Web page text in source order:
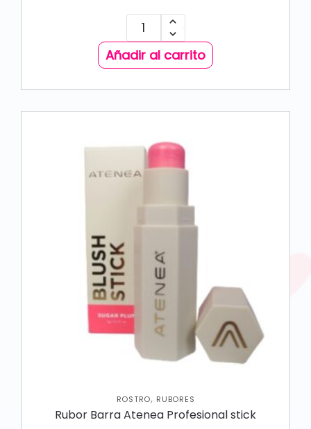
Añadir al carrito
ROSTRO, RUBORES
Rubor Barra Atenea Profesional stick